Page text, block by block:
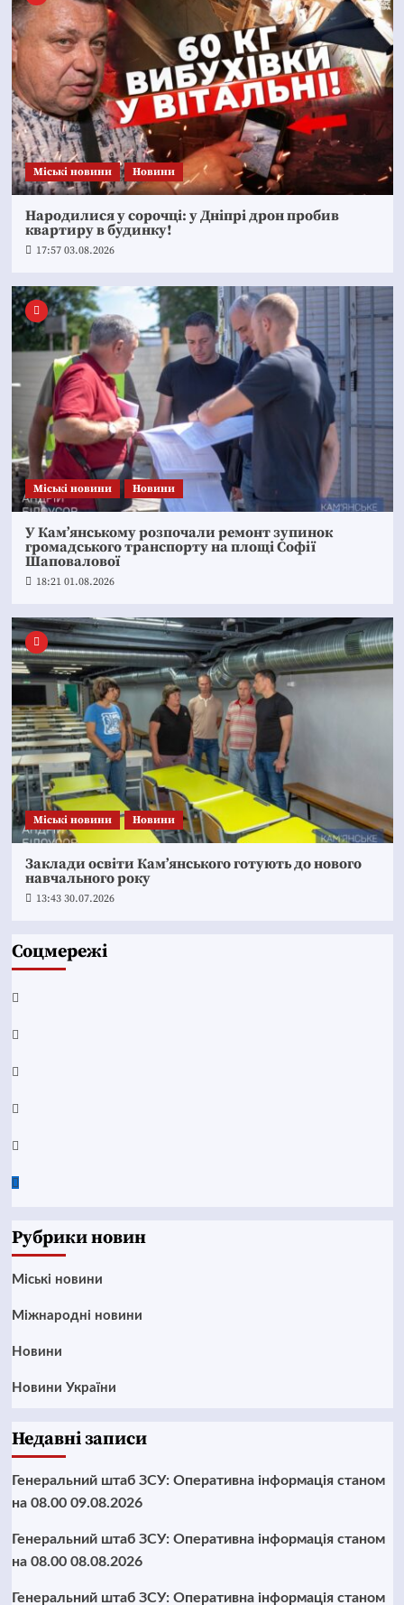
Mіські новини Новини
Народилися у сорочці: у Дніпрі дрон пробив
квартиру в будинку!
17:57 03.08.2026
Mіські новини Новини
У Кам’янському розпочали ремонт зупинок
громадського транспорту на площі Софії
Шаповалової
18:21 01.08.2026
Mіські новини Новини
Заклади освіти Кам’янського готують до нового
навчального року
13:43 30.07.2026
Соцмережі
Facebook
YouTube
Telegram
Instagram
Twitter
Google
Рубрики новин
Mіські новини
Міжнародні новини
Новини
Новини України
Недавні записи
Генеральний штаб ЗСУ: Оперативна інформація станом
на 08.00 09.08.2026
Генеральний штаб ЗСУ: Оперативна інформація станом
на 08.00 08.08.2026
Генеральний штаб ЗСУ: Оперативна інформація станом